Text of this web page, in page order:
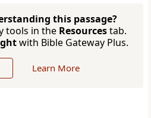
this passage?
tools in the Resourcestab.
with Bible Gateway Plus.
Learn More